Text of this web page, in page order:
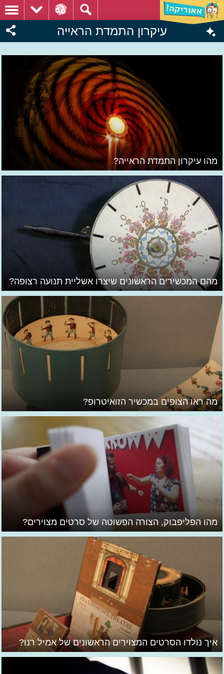
עיקרון התמדת הראייה
מהו עיקרון התמדת הראייה?
מהם המכשירים הראשונים שיצרו אשליית תנועה רצופה?
מה ראו הצופים במכשיר הזואיטרופ?
מהו הפליפבוק, הצורה הפשוטה של סרטים מצוירים?
איך נולדו הסרטים המצוירים הראשונים של אמיל רנו?